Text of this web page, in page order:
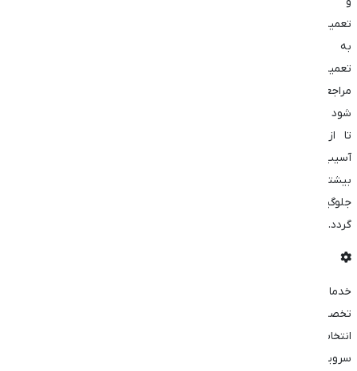
تعمیر
به
تعمیرکار
مراجعه
شود
تا از
آسیب
بیشتر
جلوگیری
گردد.
خدمات
تخصصی
انتخاب
سرویس: